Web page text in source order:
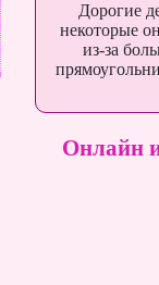
Дорогие
некоторые
из-за
Онлайн